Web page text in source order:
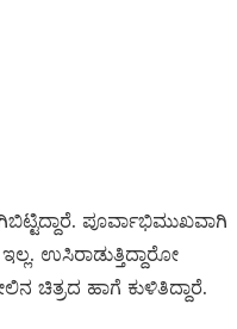
ಪೂರ್ವಾಭಿಮುಖವಾಗಿ
ಉಸಿರಾಡುತ್ತಿದ್ದಾರೋ
ಚಿತ್ರದ ಹಾಗೆ ಕುಳಿತಿದ್ದಾರೆ.